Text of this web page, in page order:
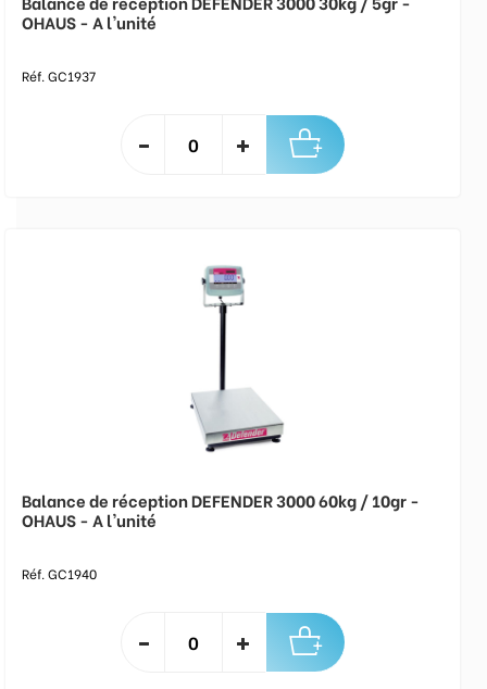
OHAUS - A l'unité
Réf. GC1937
Balance de réception DEFENDER 3000 60kg / 10gr -
OHAUS - A l'unité
Réf. GC1940